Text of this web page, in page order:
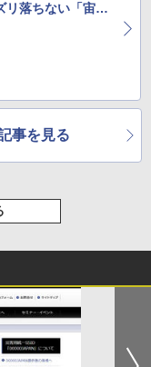
リ落ちない「宙に
事を見る